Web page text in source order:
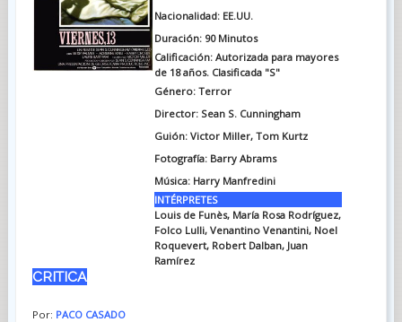
Nacionalidad: EE.UU.
Duración: 90 Minutos
Calificación: Autorizada para mayores
de 18 años. Clasificada "S"
Género: Terror
Director: Sean S. Cunningham
Guión: Victor Miller, Tom Kurtz
Fotografía: Barry Abrams
Música: Harry Manfredini
INTÉRPRETES
Louis de Funès, María Rosa Rodríguez,
Folco Lulli, Venantino Venantini, Noel
Roquevert, Robert Dalban, Juan
Ramírez
CRITICA
Por: PACO CASADO